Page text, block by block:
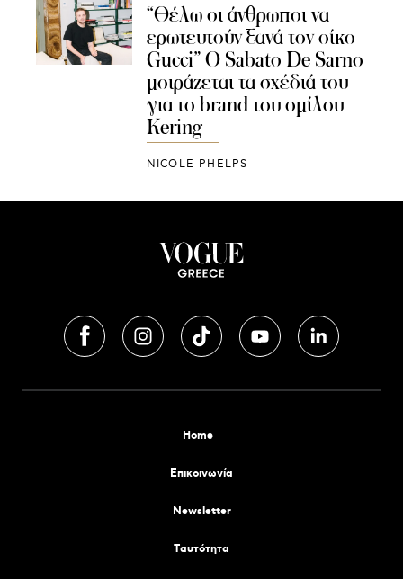
“Θέλω οι άνθρωποι να
ερωτευτούν ξανά τον οίκο
Gucci” Ο Sabato De Sarno
μοιράζεται τα σχέδιά του
για το brand του ομίλου
Kering
NICOLE PHELPS
Home
Επικοινωνία
Newsletter
Tαυτότητα